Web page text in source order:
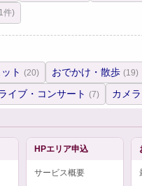
件)
ト (20) おでかけ・散歩 (19)
イブ・コンサート (7) カメ
HPエリア申込
サービス概要